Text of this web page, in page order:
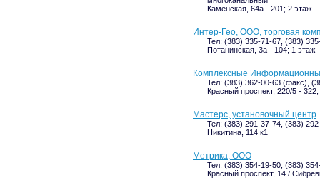
Каменская, 64а - 201; 2 этаж
Интер-Гео, ООО, торговая
Тел: (383) 335-71-67, (383)
Потанинская, 3а - 104; 1 этаж
Комплексные
Тел: (383) 362-00-63 (факс),
Красный проспект, 220/5 -
Мастерс, установочный центр
Тел: (383) 291-37-74, (383)
Никитина, 114 к1
Метрика, ООО
Тел: (383) 354-19-50, (383)
Красный проспект, 14 /